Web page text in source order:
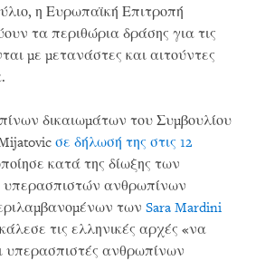
η Ευρωπαϊκή Επιτροπή
τα περιθώρια δράσης για τις
με μετανάστες και αιτούντες
δικαιωμάτων του Συμβουλίου
σε δήλωσή της στις 12
κατά της δίωξης των
ανθρωπίνων
των Sara Mardini
τις ελληνικές αρχές «να
υπερασπιστές ανθρωπίνων